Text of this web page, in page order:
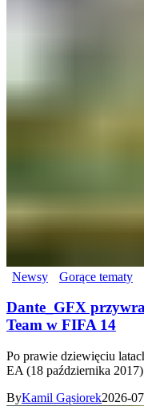
Newsy Gorące tematy
Dante_GFX
Team w FIFA 14
Po prawie dziewięciu
EA (18 października
ByKamil Gąsiorek2026-